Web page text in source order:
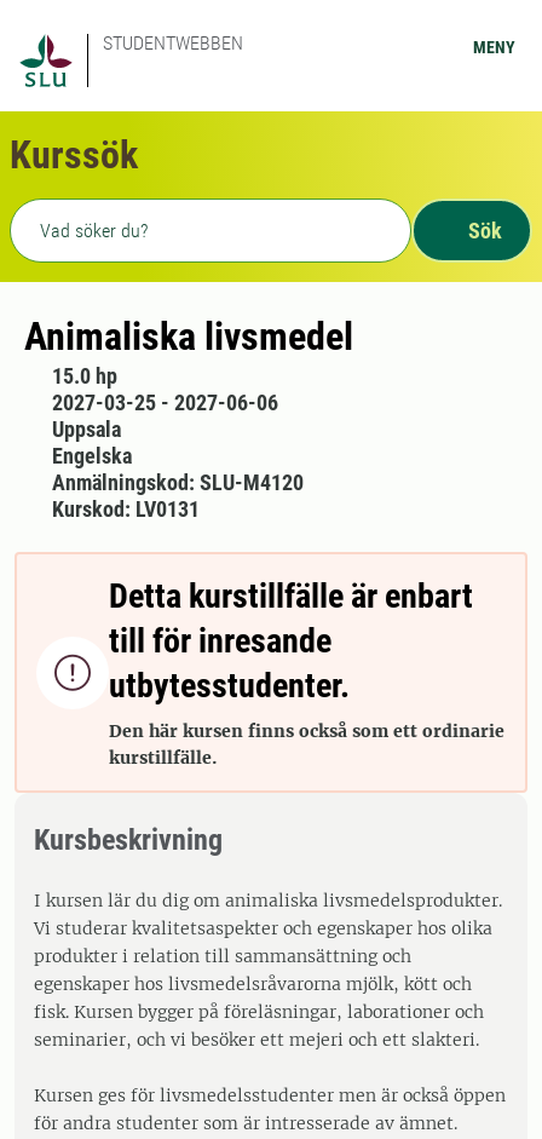
STUDENTWEBBEN MENY
Kurssök
Fritext sökning
Sök
Animaliska livsmedel
15.0 hp
2027-03-25 - 2027-06-06
Uppsala
Engelska
Anmälningskod: SLU-M4120
Kurskod: LV0131

Detta kurstillfälle är enbart
till för inresande
utbytesstudenter.
Den här kursen finns också som ett ordinarie
kurstillfälle.
Kursbeskrivning
I kursen lär du dig om animaliska livsmedelsprodukter.
Vi studerar kvalitetsaspekter och egenskaper hos olika
produkter i relation till sammansättning och
egenskaper hos livsmedelsråvarorna mjölk, kött och
fisk. Kursen bygger på föreläsningar, laborationer och
seminarier, och vi besöker ett mejeri och ett slakteri.
Kursen ges för livsmedelsstudenter men är också öppen
för andra studenter som är intresserade av ämnet.